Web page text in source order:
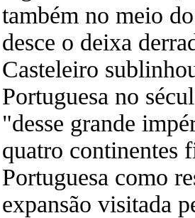
também no meio
desce o deixa
Casteleiro
Portuguesa no
"desse grande
quatro continentes
Portuguesa como
expansão visitada